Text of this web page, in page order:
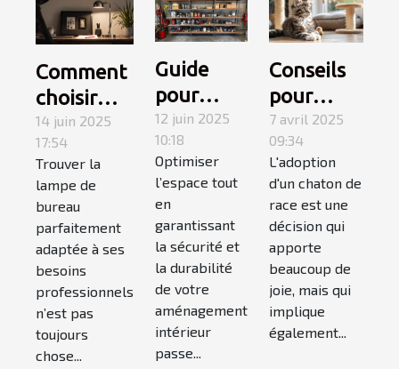
Comment
choisir
une lampe
de bureau
adaptée à
votre style
de travail
14 juin 2025
17:54
Trouver la
lampe de
bureau
parfaitement
adaptée à ses
besoins
professionnels
n’est pas
toujours
chose...
Guide
pour
choisir et
installer
des
étagères
murales
robustes
12 juin 2025
10:18
Optimiser
l’espace tout
en
garantissant
la sécurité et
la durabilité
de votre
aménagement
intérieur
passe...
Conseils
pour
l'adoption
et
l'accueil
d'un
chaton de
race
7 avril 2025
09:34
L'adoption
d'un chaton de
race est une
décision qui
apporte
beaucoup de
joie, mais qui
implique
également...